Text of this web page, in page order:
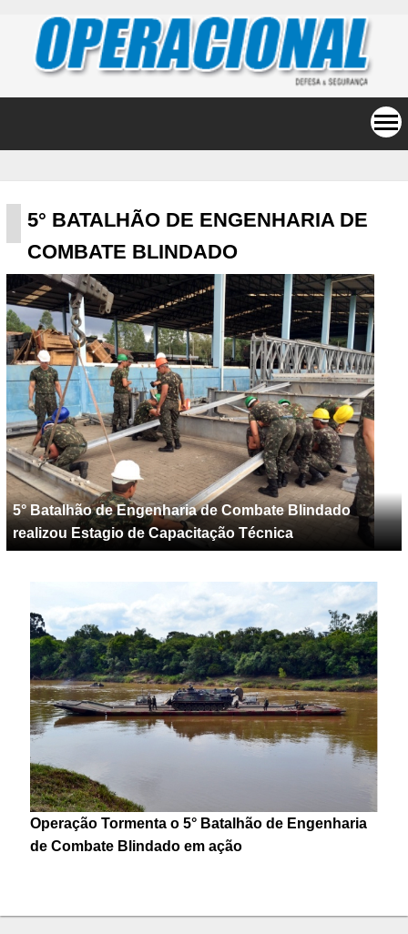
5° BATALHÃO DE ENGENHARIA DE
COMBATE BLINDADO
5° Batalhão de Engenharia de Combate Blindado
realizou Estagio de Capacitação Técnica
Operação Tormenta o 5° Batalhão de Engenharia
de Combate Blindado em ação